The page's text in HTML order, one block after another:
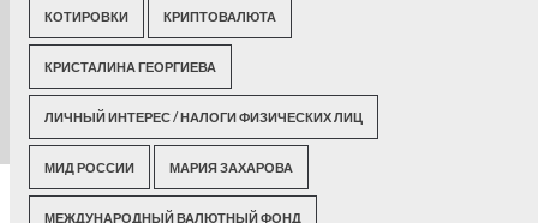
КОТИРОВКИ КРИПТОВАЛЮТА
КРИСТАЛИНА ГЕОРГИЕВА
ЛИЧНЫЙ ИНТЕРЕС / НАЛОГИ ФИЗИЧЕСКИХ ЛИЦ
МИД РОССИИ МАРИЯ ЗАХАРОВА
МЕЖДУНАРОДНЫЙ ВАЛЮТНЫЙ ФОНД